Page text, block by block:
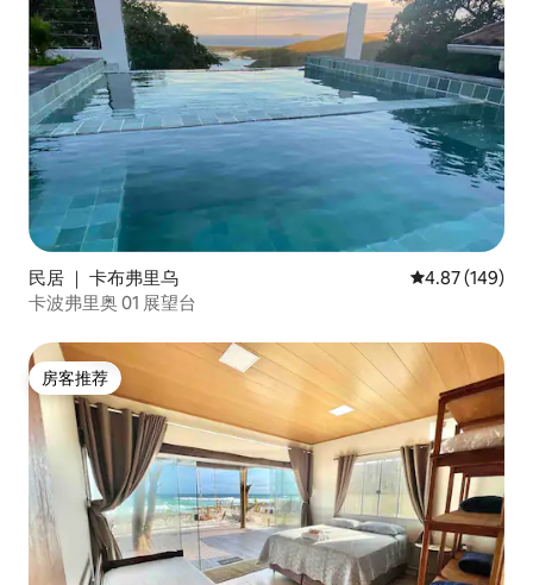
民居 ｜ 卡布弗里乌 平均评分 4.87
4.87 (149)
卡波弗里奥 01 展望台
房客推荐
房客推荐